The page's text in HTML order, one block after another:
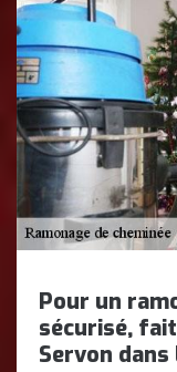
Pour un
sécurisé,
Servon dans